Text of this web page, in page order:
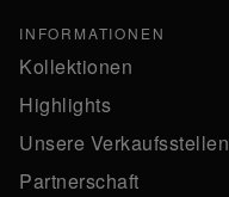
INFORMATIONEN
Kollektionen
Highlights
Unsere Verkaufsstellen
Partnerschaft